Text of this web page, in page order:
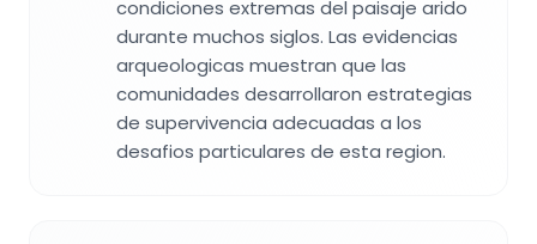
condiciones extremas del paisaje arido
durante muchos siglos. Las evidencias
arqueologicas muestran que las
comunidades desarrollaron estrategias
de supervivencia adecuadas a los
desafios particulares de esta region.